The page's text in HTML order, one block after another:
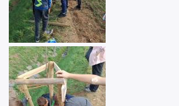
Image